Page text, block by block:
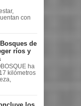
con
de
ríos y
ha
kilómetros